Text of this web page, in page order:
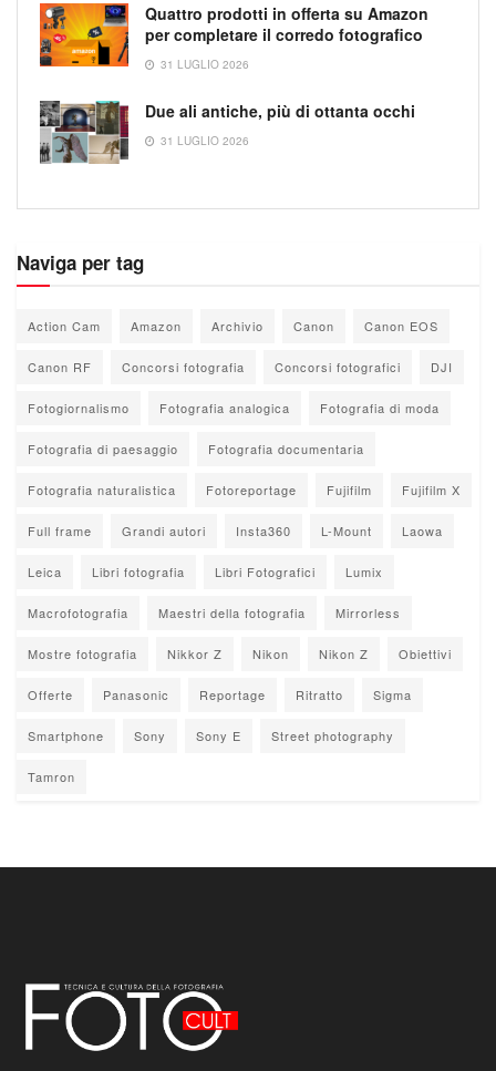
Quattro prodotti in offerta su Amazon
per completare il corredo fotografico
31 LUGLIO 2026
Due ali antiche, più di ottanta occhi
31 LUGLIO 2026
Naviga per tag
Action Cam Amazon Archivio Canon Canon EOS
Canon RF Concorsi fotografia Concorsi fotografici DJI
Fotogiornalismo Fotografia analogica Fotografia di moda
Fotografia di paesaggio Fotografia documentaria
Fotografia naturalistica Fotoreportage Fujifilm Fujifilm X
Full frame Grandi autori Insta360 L-Mount Laowa
Leica Libri fotografia Libri Fotografici Lumix
Macrofotografia Maestri della fotografia Mirrorless
Mostre fotografia Nikkor Z Nikon Nikon Z Obiettivi
Offerte Panasonic Reportage Ritratto Sigma
Smartphone Sony Sony E Street photography
Tamron